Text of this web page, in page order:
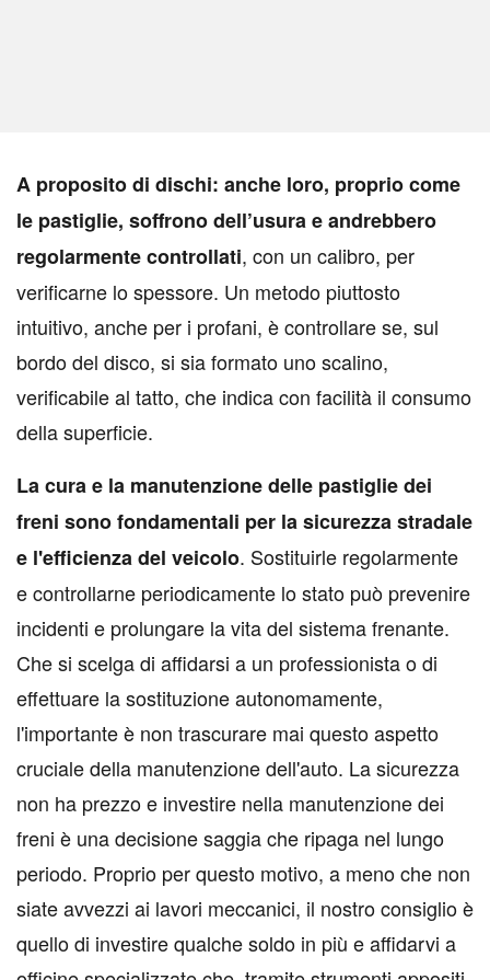
A proposito di dischi: anche loro, proprio come
le pastiglie, soffrono dell’usura e andrebbero
regolarmente controllati, con un calibro, per
verificarne lo spessore. Un metodo piuttosto
intuitivo, anche per i profani, è controllare se, sul
bordo del disco, si sia formato uno scalino,
verificabile al tatto, che indica con facilità il consumo
della superficie.
La cura e la manutenzione delle pastiglie dei
freni sono fondamentali per la sicurezza stradale
e l'efficienza del veicolo. Sostituirle regolarmente
e controllarne periodicamente lo stato può prevenire
incidenti e prolungare la vita del sistema frenante.
Che si scelga di affidarsi a un professionista o di
effettuare la sostituzione autonomamente,
l'importante è non trascurare mai questo aspetto
cruciale della manutenzione dell'auto. La sicurezza
non ha prezzo e investire nella manutenzione dei
freni è una decisione saggia che ripaga nel lungo
periodo. Proprio per questo motivo, a meno che non
siate avvezzi ai lavori meccanici, il nostro consiglio è
quello di investire qualche soldo in più e affidarvi a